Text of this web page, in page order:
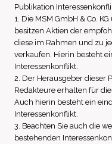
Publikation
1. Die MSM GmbH & Co.
besitzen Aktien der
diese im Rahmen und zu
verkaufen. Hierin besteht
Interessenkonflikt.
2. Der Herausgeber dieser
Redakteure erhalten für
Auch hierin besteht ein
Interessenkonflikt.
3. Beachten Sie auch die
bestehenden